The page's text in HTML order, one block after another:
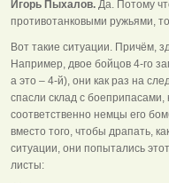
Игорь Пыхалов. Да. Потому
противотанковыми ружьями,
Вот такие ситуации. Причём,
Например, двое бойцов 4-го
а это – 4-й), они как раз на
спасли склад с
соответственно немцы его
вместо того, чтобы драпать,
ситуации, они попытались
листы: